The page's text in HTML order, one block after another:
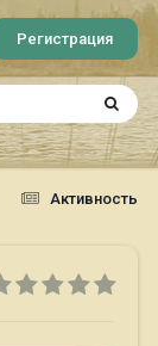
Регистрация
Активность